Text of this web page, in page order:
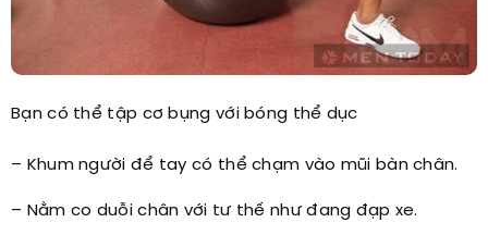
Bạn có thể tập cơ bụng với bóng thể dục
– Khum người để tay có thể chạm vào mũi bàn chân.
– Nằm co duỗi chân với tư thế như đang đạp xe.